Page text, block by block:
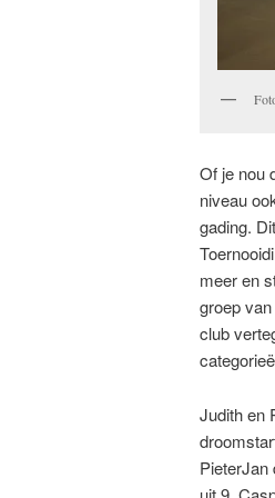
Of je nou
niveau
gading.
meer en
groep
club
Judith en
PieterJan